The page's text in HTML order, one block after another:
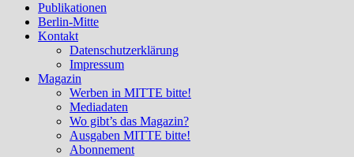
Publikationen
Berlin-Mitte
Kontakt
Datenschutzerklärung
Impressum
Magazin
Werben in MITTE bitte!
Mediadaten
Wo gibt’s das Magazin?
Ausgaben MITTE bitte!
Abonnement